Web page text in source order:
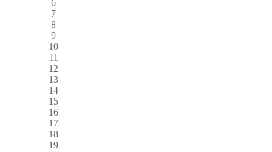
6
7
8
9
10
11
12
13
14
15
16
17
18
19